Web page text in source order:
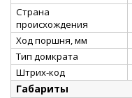
Страна
происхождения
Ход поршня, мм
Тип домкрата
Штрих-код
Габариты